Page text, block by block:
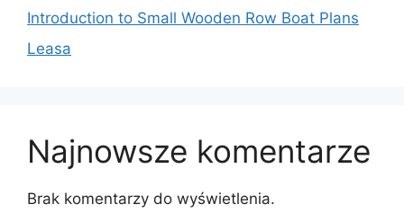
Introduction to Small Wooden Row Boat Plans
Leasa
Najnowsze komentarze
Brak komentarzy do wyświetlenia.